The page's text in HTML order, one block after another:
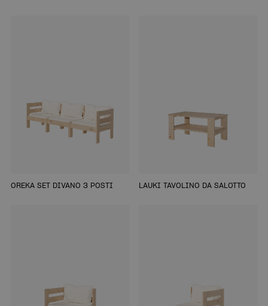
OREKA SET DIVANO 3 POSTI LAUKI TAVOLINO DA SALOTTO